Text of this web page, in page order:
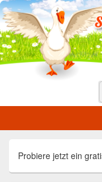
Täglich die
Probiere jetzt ein